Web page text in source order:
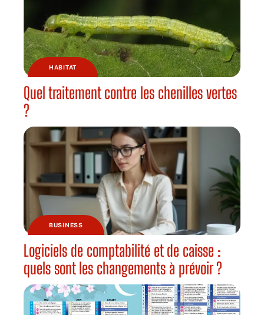
HABITAT
Quel traitement contre les chenilles vertes
?
BUSINESS
Logiciels de comptabilité et de caisse :
quels sont les changements à prévoir ?